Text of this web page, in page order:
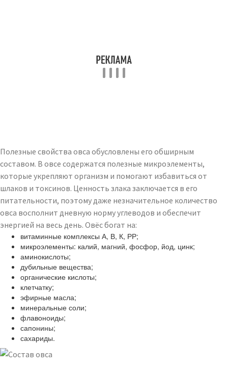
Полезные свойства овса обусловлены его обширным
составом. В овсе содержатся полезные микроэлементы,
которые укрепляют организм и помогают избавиться от
шлаков и токсинов. Ценность злака заключается в его
питательности, поэтому даже незначительное количество
овса восполнит дневную норму углеводов и обеспечит
энергией на весь день. Овёс богат на:
витаминные комплексы А, В, К, РР;
микроэлементы: калий, магний, фосфор, йод, цинк;
аминокислоты;
дубильные вещества;
органические кислоты;
клетчатку;
эфирные масла;
минеральные соли;
флавоноиды;
сапонины;
сахариды.